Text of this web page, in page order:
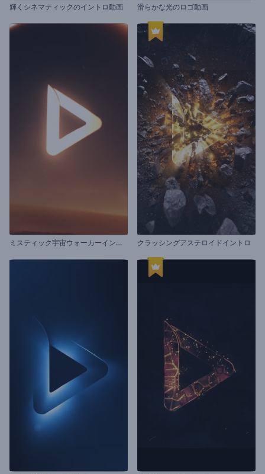
輝くシネマティックのイントロ動画 滑らかな光のロゴ動画
ミ
スティック宇宙ウォーカーイントロ動画 クラッシングアステロイドイントロ